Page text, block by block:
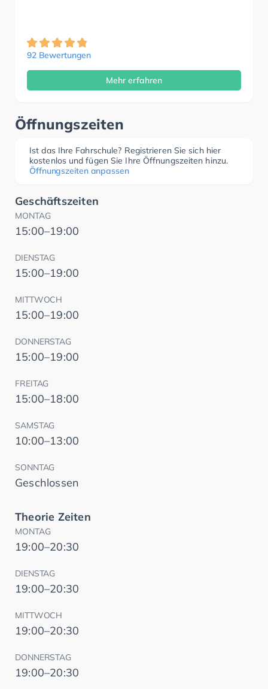
92 Bewertungen
Mehr erfahren
Öffnungszeiten
Ist das Ihre Fahrschule? Registrieren Sie sich hier
kostenlos und fügen Sie Ihre Öffnungszeiten hinzu.
Öffnungszeiten anpassen
Geschäftszeiten
MONTAG
15:00–19:00
DIENSTAG
15:00–19:00
MITTWOCH
15:00–19:00
DONNERSTAG
15:00–19:00
FREITAG
15:00–18:00
SAMSTAG
10:00–13:00
SONNTAG
Geschlossen
Theorie Zeiten
MONTAG
19:00–20:30
DIENSTAG
19:00–20:30
MITTWOCH
19:00–20:30
DONNERSTAG
19:00–20:30